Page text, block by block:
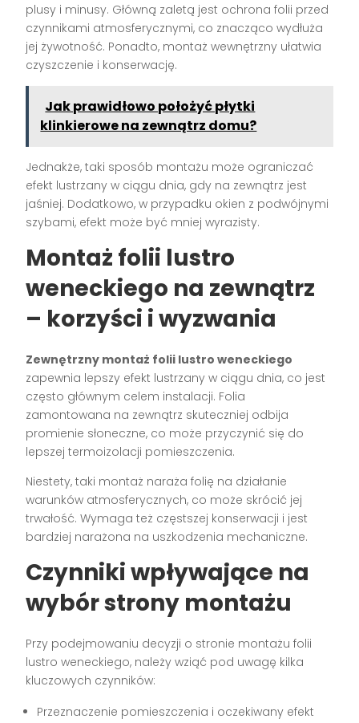
plusy i minusy. Główną zaletą jest ochrona folii przed
czynnikami atmosferycznymi, co znacząco wydłuża
jej żywotność. Ponadto, montaż wewnętrzny ułatwia
czyszczenie i konserwację.
Jak prawidłowo położyć płytki
klinkierowe na zewnątrz domu?
Jednakże, taki sposób montażu może ograniczać
efekt lustrzany w ciągu dnia, gdy na zewnątrz jest
jaśniej. Dodatkowo, w przypadku okien z podwójnymi
szybami, efekt może być mniej wyrazisty.
Montaż folii lustro
weneckiego na zewnątrz
– korzyści i wyzwania
Zewnętrzny montaż folii lustro weneckiego
zapewnia lepszy efekt lustrzany w ciągu dnia, co jest
często głównym celem instalacji. Folia
zamontowana na zewnątrz skuteczniej odbija
promienie słoneczne, co może przyczynić się do
lepszej termoizolacji pomieszczenia.
Niestety, taki montaż naraża folię na działanie
warunków atmosferycznych, co może skrócić jej
trwałość. Wymaga też częstszej konserwacji i jest
bardziej narażona na uszkodzenia mechaniczne.
Czynniki wpływające na
wybór strony montażu
Przy podejmowaniu decyzji o stronie montażu folii
lustro weneckiego, należy wziąć pod uwagę kilka
kluczowych czynników:
Przeznaczenie pomieszczenia i oczekiwany efekt